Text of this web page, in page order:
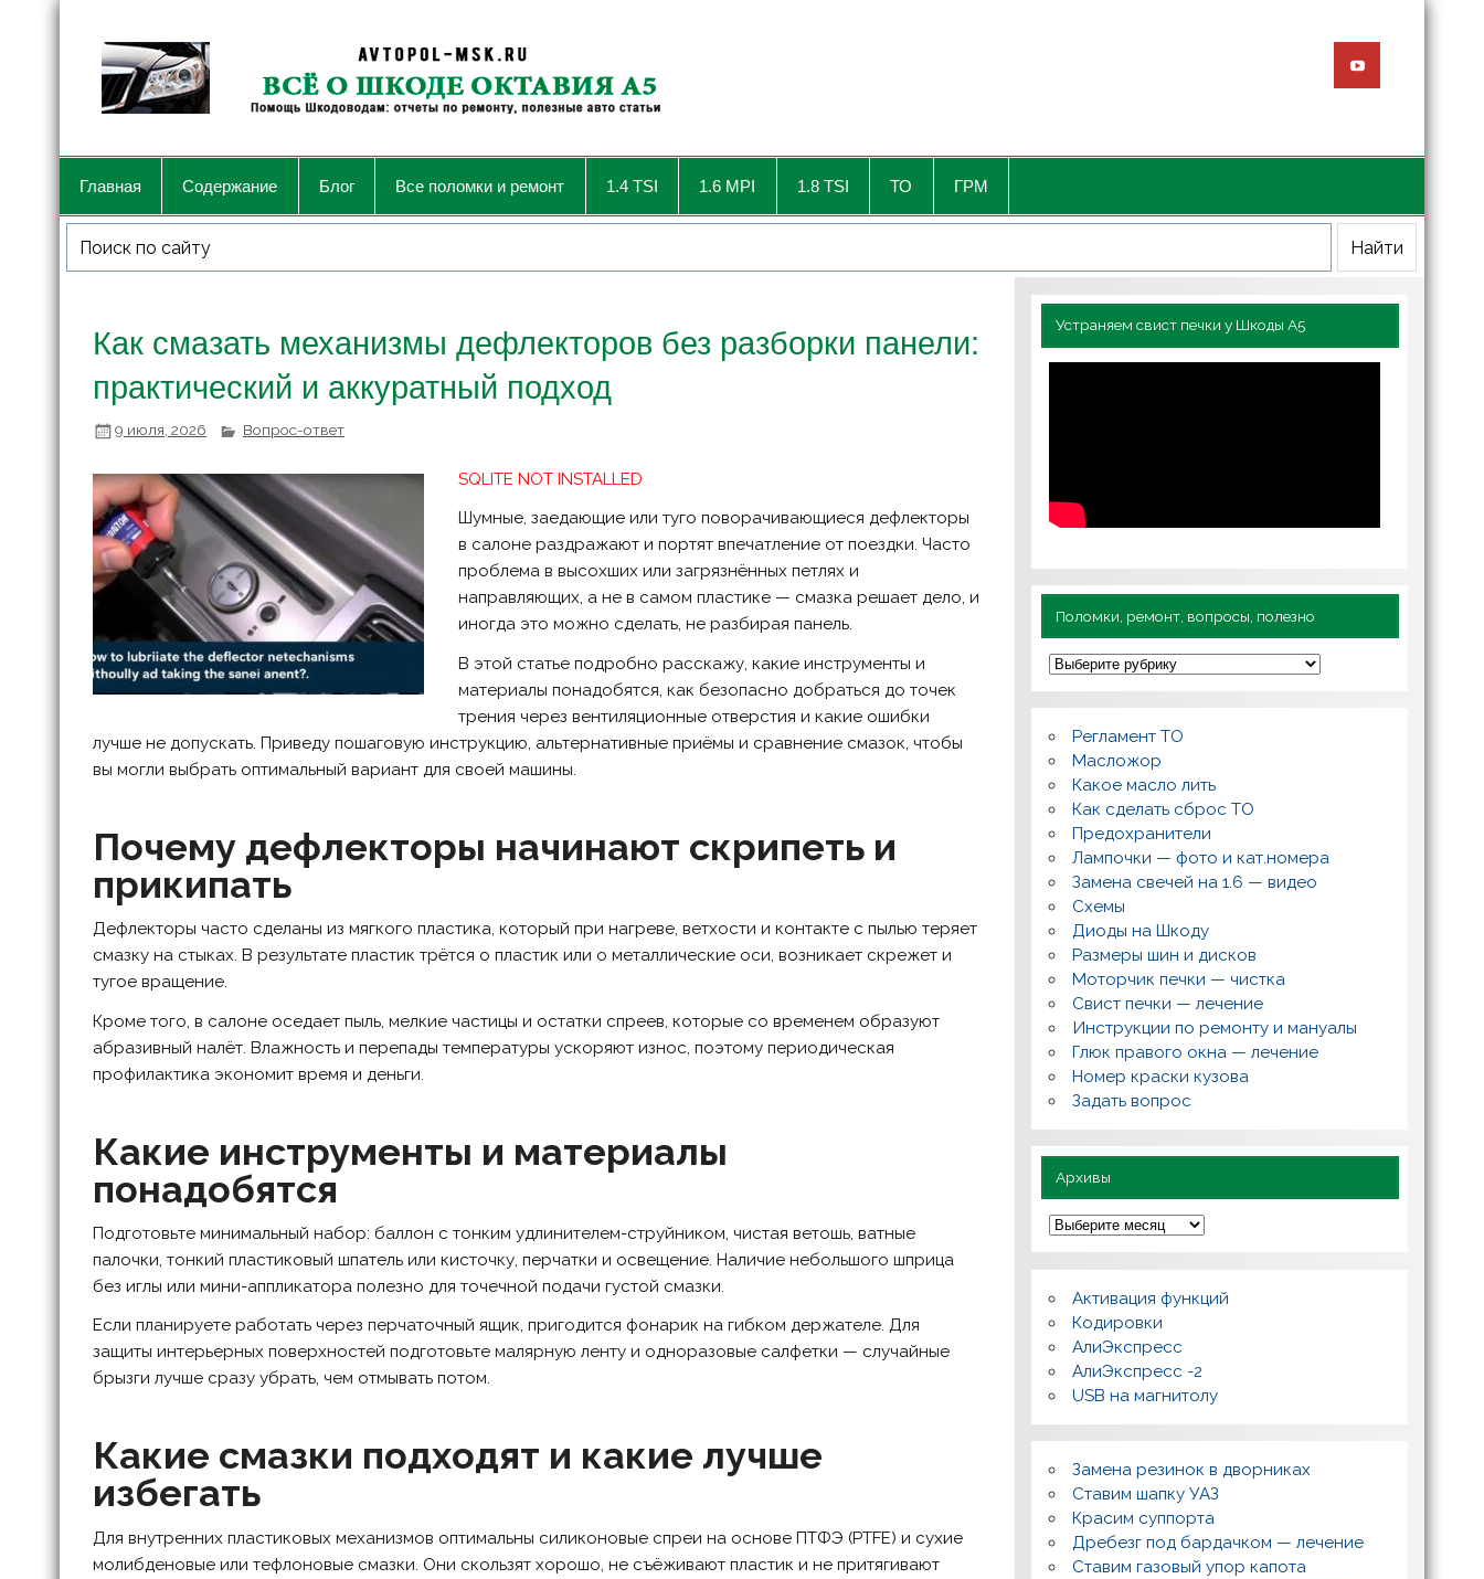
Главная Содержание Блог Все поломки и ремонт 1.4 TSI 1.6 MPI 1.8 TSI ТО ГРМ
Как смазать механизмы дефлекторов без разборки панели:
практический и аккуратный подход
9 июля, 2026 Вопрос-ответ
SQLITE NOT INSTALLED
Шумные, заедающие или туго поворачивающиеся дефлекторы
в салоне раздражают и портят впечатление от поездки. Часто
проблема в высохших или загрязнённых петлях и
направляющих, а не в самом пластике — смазка решает дело, и
иногда это можно сделать, не разбирая панель.
В этой статье подробно расскажу, какие инструменты и
материалы понадобятся, как безопасно добраться до точек
трения через вентиляционные отверстия и какие ошибки
лучше не допускать. Приведу пошаговую инструкцию, альтернативные приёмы и сравнение смазок, чтобы
вы могли выбрать оптимальный вариант для своей машины.
Почему дефлекторы начинают скрипеть и
прикипать
Дефлекторы часто сделаны из мягкого пластика, который при нагреве, ветхости и контакте с пылью теряет
смазку на стыках. В результате пластик трётся о пластик или о металлические оси, возникает скрежет и
тугое вращение.
Кроме того, в салоне оседает пыль, мелкие частицы и остатки спреев, которые со временем образуют
абразивный налёт. Влажность и перепады температуры ускоряют износ, поэтому периодическая
профилактика экономит время и деньги.
Какие инструменты и материалы
понадобятся
Подготовьте минимальный набор: баллон с тонким удлинителем-струйником, чистая ветошь, ватные
палочки, тонкий пластиковый шпатель или кисточку, перчатки и освещение. Наличие небольшого шприца
без иглы или мини-аппликатора полезно для точечной подачи густой смазки.
Если планируете работать через перчаточный ящик, пригодится фонарик на гибком держателе. Для
защиты интерьерных поверхностей подготовьте малярную ленту и одноразовые салфетки — случайные
брызги лучше сразу убрать, чем отмывать потом.
Какие смазки подходят и какие лучше
избегать
Для внутренних пластиковых механизмов оптимальны силиконовые спреи на основе ПТФЭ (PTFE) и сухие
молибденовые или тефлоновые смазки. Они скользят хорошо, не съёживают пластик и не притягивают
Устраняем свист печки у Шкоды А5
Поломки, ремонт, вопросы, полезно
П
о
л
о
к
и
р
е
м
о
н
т
,
в
о
р
о
ы
,
о
л
з
Регламент ТО
Масложор
Какое масло лить
Как сделать сброс ТО
Предохранители
Лампочки — фото и кат.номера
Замена свечей на 1.6 — видео
Схемы
Диоды на Шкоду
Размеры шин и дисков
Моторчик печки — чистка
Свист печки — лечение
Инструкции по ремонту и мануалы
Глюк правого окна — лечение
Номер краски кузова
Задать вопрос
Архивы
А
р
х
и
ы
Активация функций
Кодировки
АлиЭкспресс
АлиЭкспресс -2
USB на магнитолу
Замена резинок в дворниках
Ставим шапку УАЗ
Красим суппорта
Дребезг под бардачком — лечение
Ставим газовый упор капота